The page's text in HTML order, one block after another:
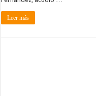
Leer más